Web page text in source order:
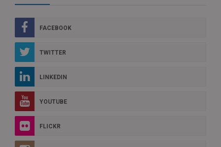
FACEBOOK
TWITTER
LINKEDIN
YOUTUBE
FLICKR